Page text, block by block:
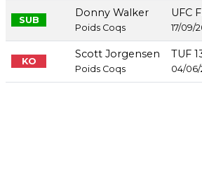
SUB
Donny Walker
Poids Coqs
UFC
17/09/
KO
Scott Jorgensen
Poids Coqs
TUF
04/06/